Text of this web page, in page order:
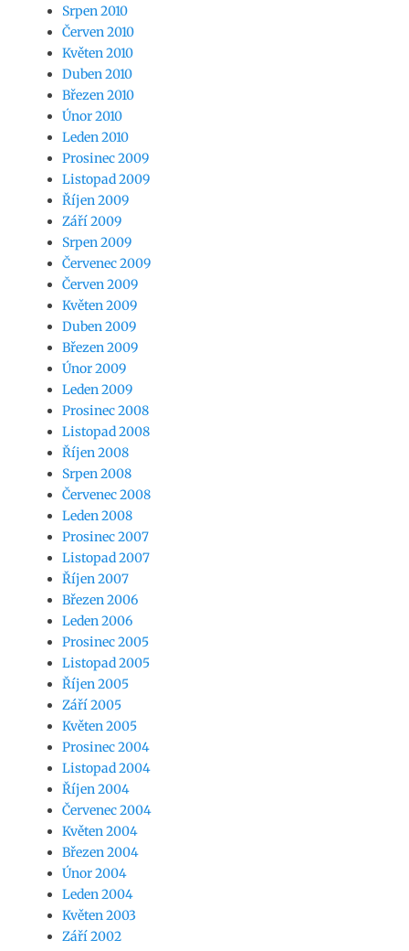
Srpen 2010
Červen 2010
Květen 2010
Duben 2010
Březen 2010
Únor 2010
Leden 2010
Prosinec 2009
Listopad 2009
Říjen 2009
Září 2009
Srpen 2009
Červenec 2009
Červen 2009
Květen 2009
Duben 2009
Březen 2009
Únor 2009
Leden 2009
Prosinec 2008
Listopad 2008
Říjen 2008
Srpen 2008
Červenec 2008
Leden 2008
Prosinec 2007
Listopad 2007
Říjen 2007
Březen 2006
Leden 2006
Prosinec 2005
Listopad 2005
Říjen 2005
Září 2005
Květen 2005
Prosinec 2004
Listopad 2004
Říjen 2004
Červenec 2004
Květen 2004
Březen 2004
Únor 2004
Leden 2004
Květen 2003
Září 2002